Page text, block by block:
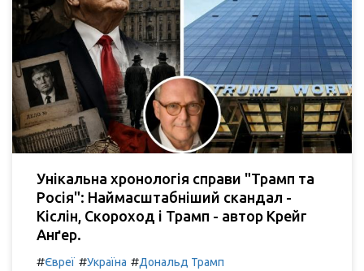
Унікальна хронологія справи "Трамп та
Росія": Наймасштабніший скандал -
Кіслін, Скороход і Трамп - автор Крейг
Анґер.
#Євреї #Україна #Дональд Трамп